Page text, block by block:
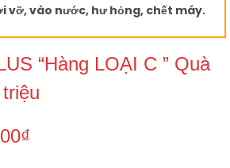
vỡ, vào nước, hư hỏng, chết máy.
“Hàng LOẠI C ” Quà
₫